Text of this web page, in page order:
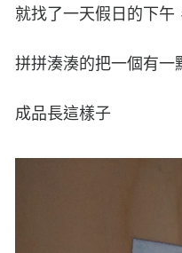
就找了一天假日的下
拼拼湊湊的把一個有一
成品長這樣子